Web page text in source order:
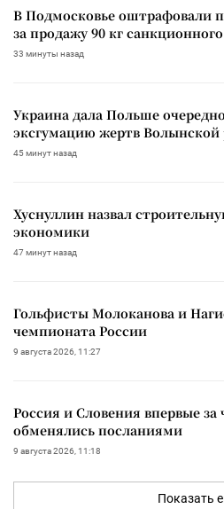
В Подмосковье оштрафовали
за продажу 90 кг
33 минуты назад
Украина дала Польше
эксгумацию жертв Волынской
45 минут назад
Хуснуллин назвал
экономики
47 минут назад
Гольфисты Молоканова и
чемпионата России
9 августа 2026, 11:27
Россия и Словения впервые за
обменялись посланиями
9 августа 2026, 11:18
Показать